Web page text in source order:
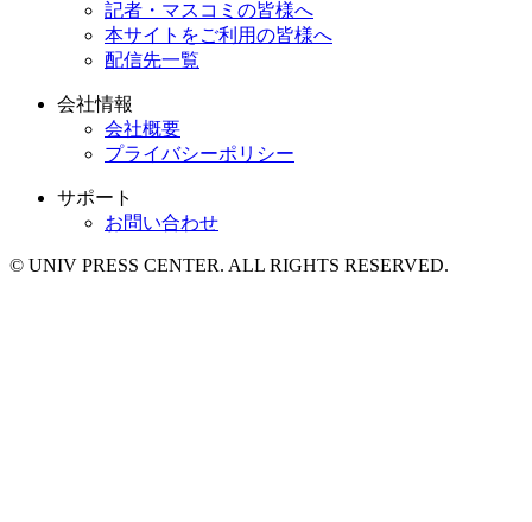
記者・マスコミの皆様へ
本サイトをご利用の皆様へ
配信先一覧
会社情報
会社概要
プライバシーポリシー
サポート
お問い合わせ
© UNIV PRESS CENTER. ALL RIGHTS RESERVED.